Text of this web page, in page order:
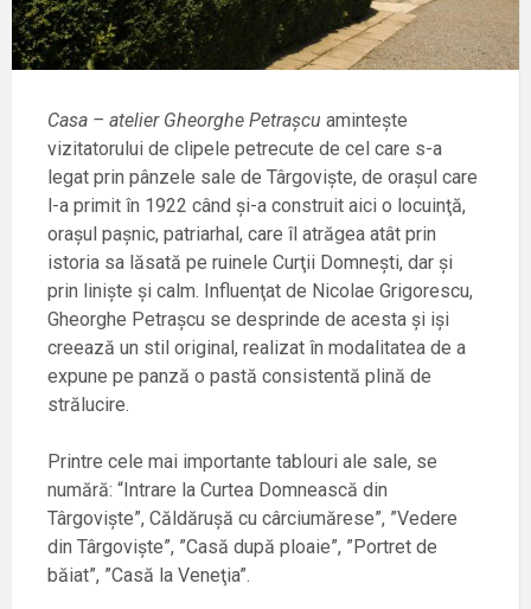
Casa – atelier Gheorghe Petraşcu aminteşte
vizitatorului de clipele petrecute de cel care s-a
legat prin pânzele sale de Târgovişte, de oraşul care
l-a primit în 1922 când şi-a construit aici o locuinţă,
oraşul paşnic, patriarhal, care îl atrăgea atât prin
istoria sa lăsată pe ruinele Curţii Domneşti, dar şi
prin linişte şi calm. Influenţat de Nicolae Grigorescu,
Gheorghe Petraşcu se desprinde de acesta şi işi
creează un stil original, realizat în modalitatea de a
expune pe panză o pastă consistentă plină de
strălucire.
Printre cele mai importante tablouri ale sale, se
numără: “Intrare la Curtea Domnească din
Târgovişte”, Căldăruşă cu cârciumărese”, ”Vedere
din Târgovişte”, ”Casă după ploaie”, ”Portret de
băiat”, ”Casă la Veneţia”.